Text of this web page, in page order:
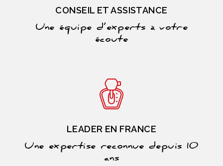
CONSEIL ET ASSISTANCE
Une équipe d’experts à votre
écoute
LEADER EN FRANCE
Une expertise reconnue depuis 10
ans